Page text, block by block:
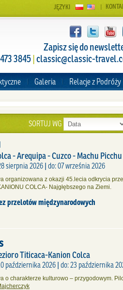
JĘZYKI
Zapisz się do
3845|classic@classic-
Galeria Relacje z Podróży
SORTUJ WG
- Arequipa - Cuzco - Machu Picchu
sierpnia 2026 | do: 07 września 2026
organizowana z okazji 45.lecia odkrycia
COLCA- Najgłębszego na Ziemi.
przelotów międzynarodowych
Titicaca-Kanion Colca
października 2026 | do: 23 października
o charakterze kulturowo – przygodowym.